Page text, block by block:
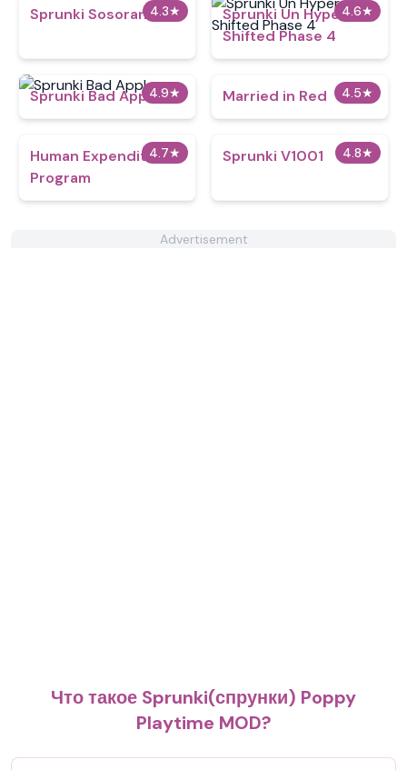
4.3★
Sprunki Sosoranki 4.6★
Sprunki Un Hyper
Shifted Phase 4
4.9★
Sprunki Bad Apple 4.5★
Married in Red
4.7★
Human Expenditure
Program
4.8★
Sprunki V1001
Advertisement
Что такое Sprunki(спрунки) Poppy
Playtime MOD?